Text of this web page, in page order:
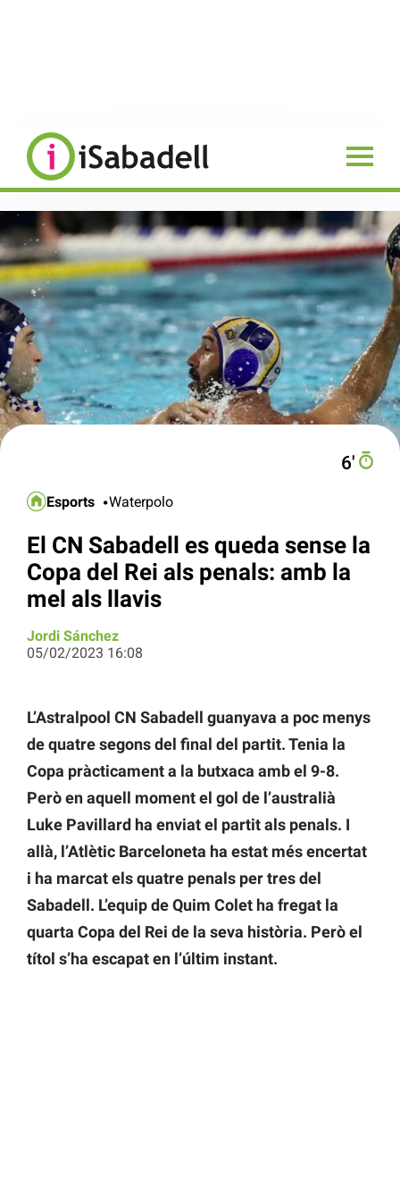
6′
Esports Waterpolo
El CN Sabadell es queda sense la
Copa del Rei als penals: amb la
mel als llavis
Jordi Sánchez
05/02/2023 16:08
L’Astralpool CN Sabadell guanyava a poc menys
de quatre segons del final del partit. Tenia la
Copa pràcticament a la butxaca amb el 9-8.
Però en aquell moment el gol de l’australià
Luke Pavillard ha enviat el partit als penals. I
allà, l’Atlètic Barceloneta ha estat més encertat
i ha marcat els quatre penals per tres del
Sabadell. L’equip de Quim Colet ha fregat la
quarta Copa del Rei de la seva història. Però el
títol s’ha escapat en l’últim instant.